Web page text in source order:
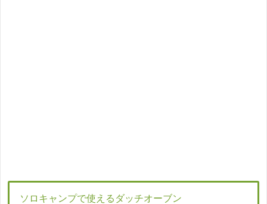
ソロキャンプで使えるダッチオーブン